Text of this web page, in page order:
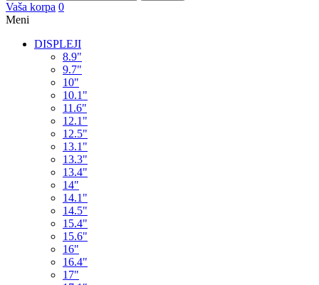
Vaša korpa 0
Meni
DISPLEJI
8.9"
9.7"
10"
10.1"
11.6"
12.1"
12.5"
13.1"
13.3"
13.4"
14"
14.1"
14.5"
15.4"
15.6"
16"
16.4"
17"